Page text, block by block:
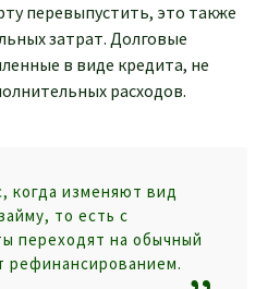
перевыпустить, это также
затрат. Долговые
в виде кредита, не
расходов.
когда изменяют вид
то есть с
переходят на обычный
рефинансированием.